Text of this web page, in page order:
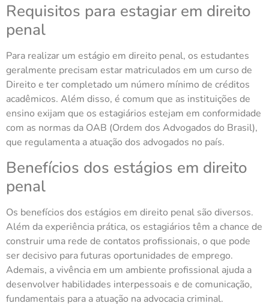
Requisitos para estagiar em direito
penal
Para realizar um estágio em direito penal, os estudantes
geralmente precisam estar matriculados em um curso de
Direito e ter completado um número mínimo de créditos
acadêmicos. Além disso, é comum que as instituições de
ensino exijam que os estagiários estejam em conformidade
com as normas da OAB (Ordem dos Advogados do Brasil),
que regulamenta a atuação dos advogados no país.
Benefícios dos estágios em direito
penal
Os benefícios dos estágios em direito penal são diversos.
Além da experiência prática, os estagiários têm a chance de
construir uma rede de contatos profissionais, o que pode
ser decisivo para futuras oportunidades de emprego.
Ademais, a vivência em um ambiente profissional ajuda a
desenvolver habilidades interpessoais e de comunicação,
fundamentais para a atuação na advocacia criminal.